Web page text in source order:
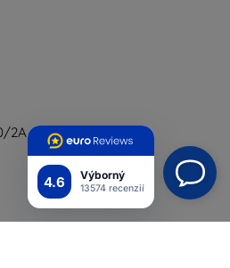
4.6 Výborný
13574 recenzií
2A